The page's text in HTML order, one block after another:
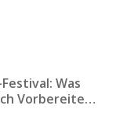
Was
Vorbereitest